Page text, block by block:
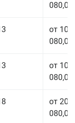
080,00
от 103
080,00
от 103
080,00
от 208
080,00